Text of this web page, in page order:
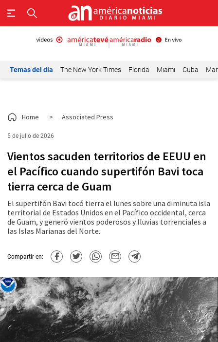
Temas del día The New York Times Florida Miami Cuba
Home > Associated Press
5 de julio de 2026
Vientos sacuden territorios de EEUU en
el Pacífico cuando supertifón Bavi toca
tierra cerca de Guam
El supertifón Bavi tocó tierra el lunes sobre una diminuta isla
territorial de Estados Unidos en el Pacífico occidental, cerca
de Guam, y generó vientos poderosos y lluvias torrenciales a
las Islas Marianas del Norte.
Compartir en: